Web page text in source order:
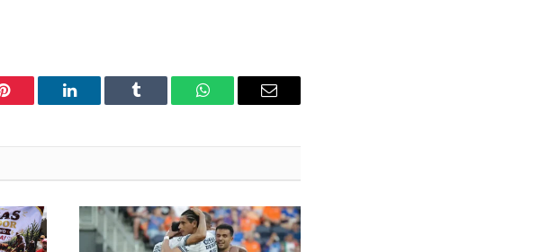
Pinterest LinkedIn Tumblr WhatsAppEmail